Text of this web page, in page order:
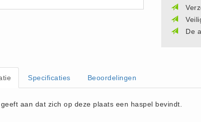
De
Specificaties Beoordelingen
aan dat zich op deze plaats een haspel bevindt.